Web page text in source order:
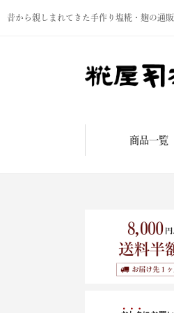
昔から親しまれてきた手作り塩糀・麹の通
商品一覧